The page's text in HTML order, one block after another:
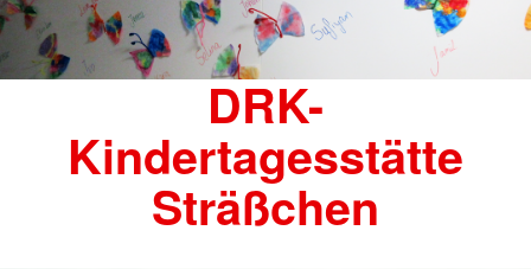
DRK-
Kindertagesstätte
Sträßchen